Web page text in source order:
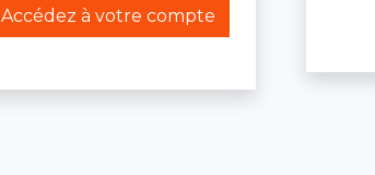
Accédez à votre compte